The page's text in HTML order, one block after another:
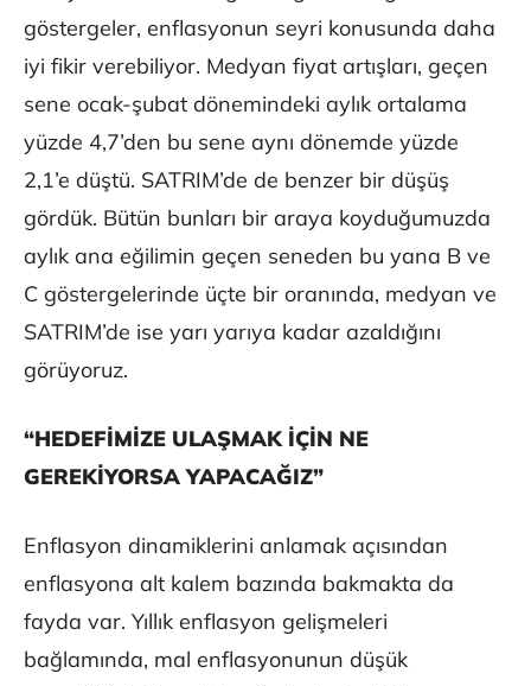
göstergeler, enflasyonun seyri konusunda daha
iyi fikir verebiliyor. Medyan fiyat artışları, geçen
sene ocak-şubat dönemindeki aylık ortalama
yüzde 4,7’den bu sene aynı dönemde yüzde
2,1’e düştü. SATRIM’de de benzer bir düşüş
gördük. Bütün bunları bir araya koyduğumuzda
aylık ana eğilimin geçen seneden bu yana B ve
C göstergelerinde üçte bir oranında, medyan ve
SATRIM’de ise yarı yarıya kadar azaldığını
görüyoruz.
“HEDEFİMİZE ULAŞMAK İÇİN NE
GEREKİYORSA YAPACAĞIZ”
Enflasyon dinamiklerini anlamak açısından
enflasyona alt kalem bazında bakmakta da
fayda var. Yıllık enflasyon gelişmeleri
bağlamında, mal enflasyonunun düşük